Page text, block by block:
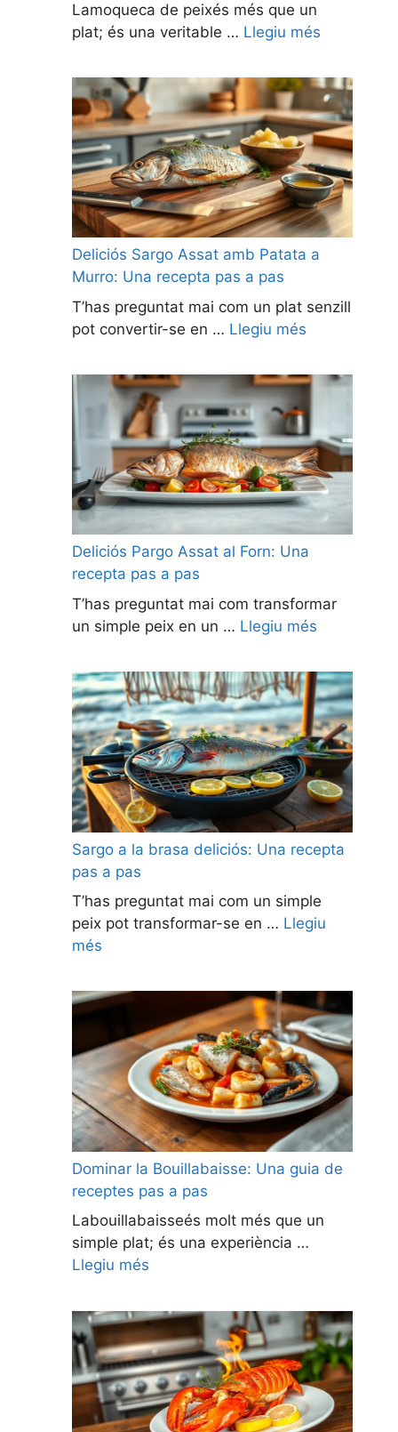
Lamoqueca de peixés més que un
plat; és una veritable … Llegiu més
Deliciós Sargo Assat amb Patata a
Murro: Una recepta pas a pas
T’has preguntat mai com un plat senzill
pot convertir-se en … Llegiu més
Deliciós Pargo Assat al Forn: Una
recepta pas a pas
T’has preguntat mai com transformar
un simple peix en un … Llegiu més
Sargo a la brasa deliciós: Una recepta
pas a pas
T’has preguntat mai com un simple
peix pot transformar-se en … Llegiu
més
Dominar la Bouillabaisse: Una guia de
receptes pas a pas
Labouillabaisseés molt més que un
simple plat; és una experiència …
Llegiu més